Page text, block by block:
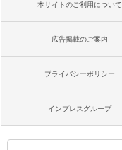
本サイトのご利用について
広告掲載のご案内
プライバシーポリシー
インプレスグループ